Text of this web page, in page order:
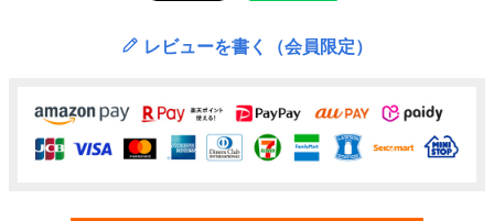
レビューを書く（会員限定）